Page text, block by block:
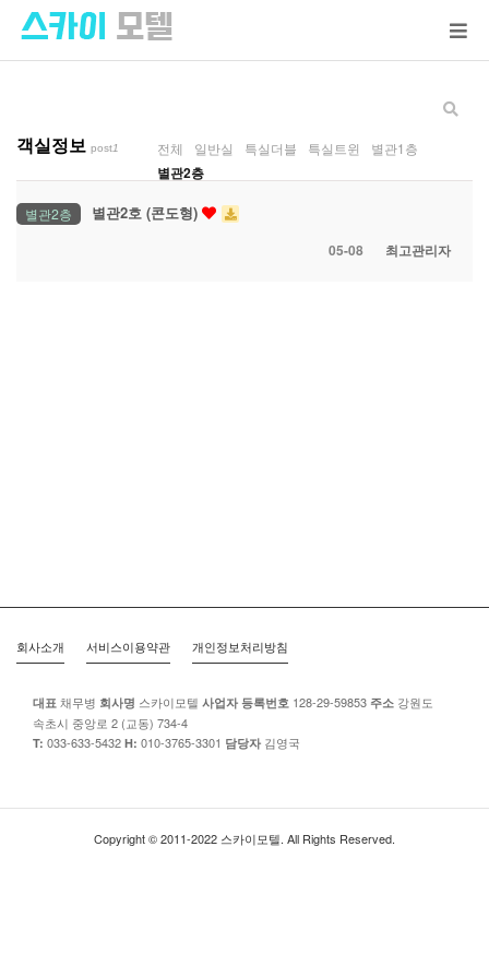
객실정보 post1 전체 일반실 특실더블 특실트윈 별관1층
별관2층
별관2층 별관2호 (콘도형)
최고관리자
05-08
회사소개 서비스이용약관 개인정보처리방침
대표 채무병 회사명 스카이모텔 사업자 등록번호 128-29-59853 주소 강원도
속초시 중앙로 2 (교동) 734-4
T: 033-633-5432 H: 010-3765-3301 담당자 김영국
Copyright © 2011-2022 스카이모텔. All Rights Reserved.